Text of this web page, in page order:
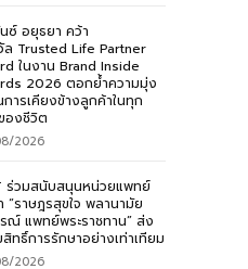
ซ์ อยุธยา คว้า
ล Trusted Life Partner
ในงาน Brand Inside
2026 ตอกย้ำความมุ่ง
การเคียงข้างลูกค้าในทุก
องชีวิต
2026
ร่วมสนับสนุนหน่วยแพทย์
“ราษฎรสุขใจ พลานามัย
ณ์ แพทย์พระราชทาน” ส่ง
สิทธิ์การรักษาอย่างเท่าเทียม
2026